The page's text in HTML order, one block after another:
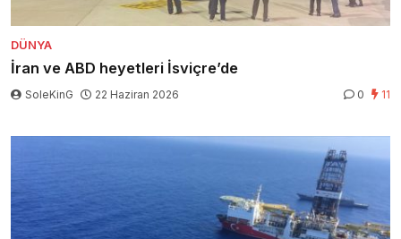
DÜNYA
İran ve ABD heyetleri İsviçre’de
SoleKinG 22 Haziran 2026 0 11